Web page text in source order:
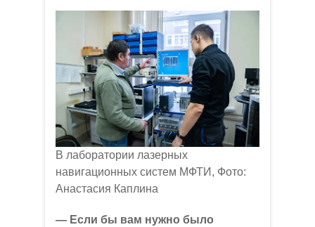
В лаборатории лазерных
навигационных систем МФТИ, Фото:
Анастасия Каплина
— Если бы вам нужно было